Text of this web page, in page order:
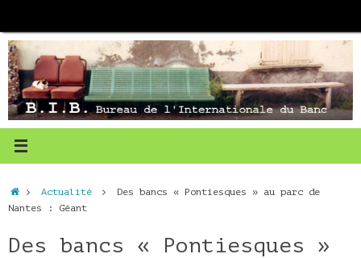
contenu
Accueil
Actualité
Des bancs « Pontiesques » au parc de
Nantes : Géant
Des bancs « Pontiesques »